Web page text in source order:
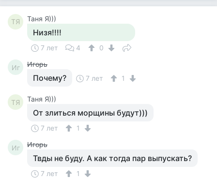
ТЯ Таня Я)))
Низя!!!!
7 лет 4 0
Иг Игорь
Почему? 7 лет 1
ТЯ Таня Я)))
От злиться морщины будут)))
7 лет 1
Иг Игорь
Твды не буду. А как тогда пар выпускать?
7 лет 1